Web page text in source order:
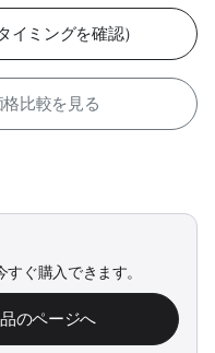
ミングを確認）
比較を見る
ぐ購入できます。
のページへ